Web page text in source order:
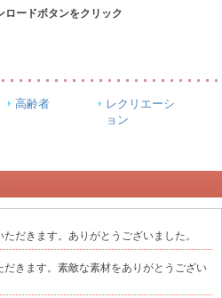
ロードボタンをクリック
高齢者
レクリエーシ
ョン
だきます。ありがとうございました。
きます。素敵な素材をありがとうござい